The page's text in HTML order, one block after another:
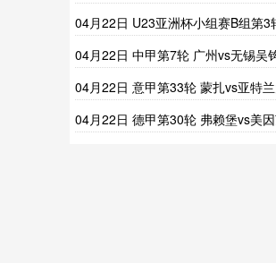
04月22日 U23亚洲杯小组赛B组第
场录像
04月22日 中甲第7轮 广州vs无锡吴
04月22日 意甲第33轮 蒙扎vs亚特
04月22日 德甲第30轮 弗赖堡vs美